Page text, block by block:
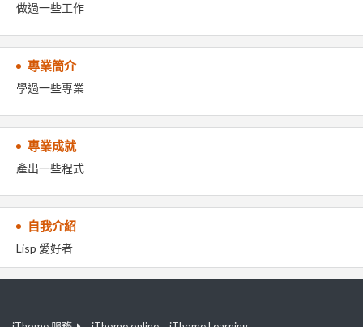
做過一些工作
專業簡介
學過一些專業
專業成就
產出一些程式
自我介紹
Lisp 愛好者